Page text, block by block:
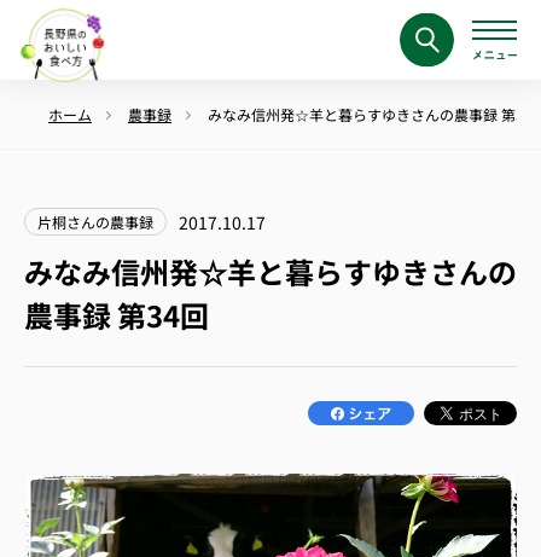
ホーム 農事録 みなみ信州発☆羊と暮らすゆきさんの農事録 第34
片桐さんの農事録 2017.10.17
みなみ信州発☆羊と暮らすゆきさんの
農事録 第34回